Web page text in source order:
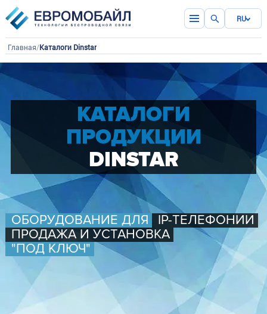
RU
Главная/Каталоги Dinstar
КАТАЛОГИ
ПРОДУКЦИИ
DINSTAR
ОБОРУДОВАНИЕ ДЛЯ
IP-ТЕЛЕФОНИИ
ПРОДАЖА И УСТАНОВКА
"ПОД КЛЮЧ"